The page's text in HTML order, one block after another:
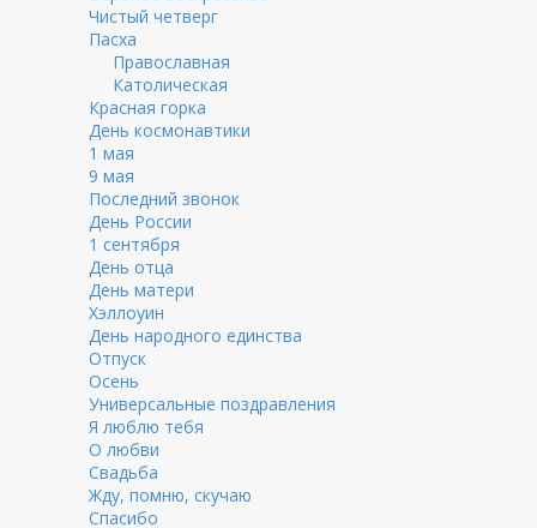
Чистый четверг
Пасха
Православная
Католическая
Красная горка
День космонавтики
1 мая
9 мая
Последний звонок
День России
1 сентября
День отца
День матери
Хэллоуин
День народного единства
Отпуск
Осень
Универсальные поздравления
Я люблю тебя
О любви
Свадьба
Жду, помню, скучаю
Спасибо